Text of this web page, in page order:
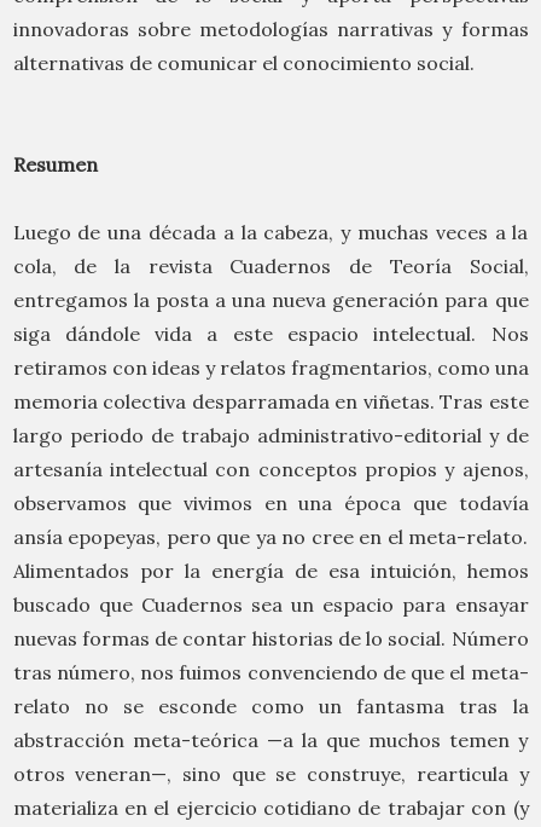
innovadoras sobre metodologías narrativas y formas
alternativas de comunicar el conocimiento social.
Resumen
Luego de una década a la cabeza, y muchas veces a la
cola, de la revista Cuadernos de Teoría Social,
entregamos la posta a una nueva generación para que
siga dándole vida a este espacio intelectual. Nos
retiramos con ideas y relatos fragmentarios, como una
memoria colectiva desparramada en viñetas. Tras este
largo periodo de trabajo administrativo-editorial y de
artesanía intelectual con conceptos propios y ajenos,
observamos que vivimos en una época que todavía
ansía epopeyas, pero que ya no cree en el meta-relato.
Alimentados por la energía de esa intuición, hemos
buscado que Cuadernos sea un espacio para ensayar
nuevas formas de contar historias de lo social. Número
tras número, nos fuimos convenciendo de que el meta-
relato no se esconde como un fantasma tras la
abstracción meta-teórica —a la que muchos temen y
otros veneran—, sino que se construye, rearticula y
materializa en el ejercicio cotidiano de trabajar con (y